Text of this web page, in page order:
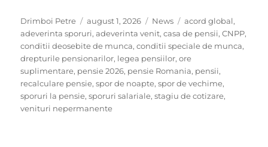
Author
Drimboi Petre
Posted
on
august 1, 2026 Categories
News Tags
acord global,
adeverinta sporuri,adeverinta venit,casa de pensii,CNPP,
conditii deosebite de munca,conditii speciale de munca,
drepturile pensionarilor, legea pensiilor,ore
suplimentare, pensie 2026, pensie Romania, pensii,
recalculare pensie,spor de noapte,spor de vechime,
sporuri la pensie,sporuri salariale,stagiu de cotizare,
venituri nepermanente